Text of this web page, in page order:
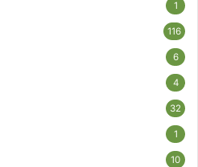
1
116
6
4
32
1
10